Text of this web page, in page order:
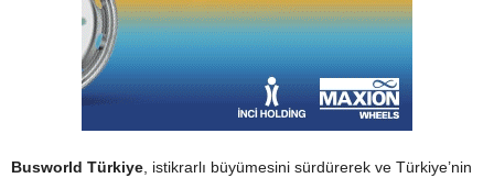
Busworld Türkiye , istikrarlı büyümesini sürdürerek ve Türkiye’nin